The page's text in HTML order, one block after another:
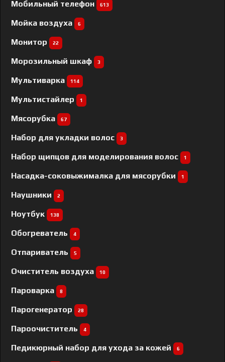
Мобильный телефон 613
Мойка воздуха 6
Монитор 22
Морозильный шкаф 3
Мультиварка 114
Мультистайлер 1
Мясорубка 67
Набор для укладки волос 3
Набор щипцов для моделирования волос 1
Насадка-соковыжималка для мясорубки 1
Наушники 2
Ноутбук 138
Обогреватель 4
Отпариватель 5
Очиститель воздуха 10
Пароварка 8
Парогенератор 28
Пароочиститель 4
Педикюрный набор для ухода за кожей 6